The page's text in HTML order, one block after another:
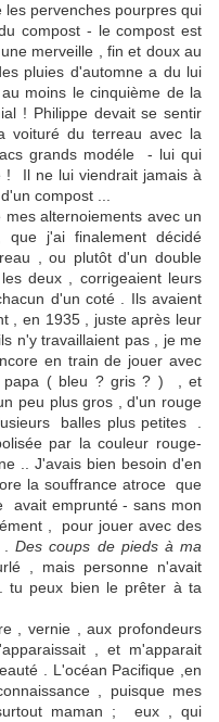
pervenches pourpres qui
compost - le compost est
merveille , fin et doux au
pluies d'automne a du lui
moins le cinquième de la
! Philippe devait se sentir
voituré du terreau avec la
grands modéle - lui qui
! Il ne lui viendrait jamais à
compost ...
alternoiements avec un
que j'ai finalement décidé
, ou plutôt d'un double
deux , corrigeaient leurs
d'un coté . Ils avaient
, en 1935 , juste après leur
n'y travaillaient pas , je me
en train de jouer avec
papa ( bleu ? gris ? ) , et
peu plus gros , d'un rouge
balles plus petites .
par la couleur rouge-
.. J'avais bien besoin d'en
la souffrance atroce que
avait emprunté - sans mon
, pour jouer avec des
.Des coups de pieds à ma
, mais personne n'avait
tu peux bien le prêter à ta
, aux profondeurs
, et m'apparait
. L'océan Pacifique ,en
, puisque mes
maman ; eux , qui